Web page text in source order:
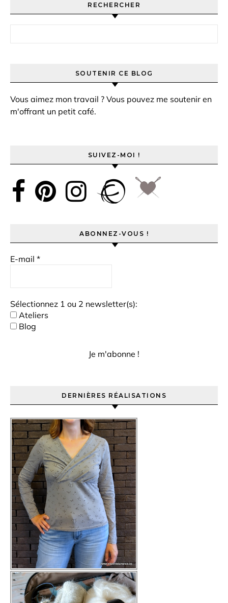
RECHERCHER
SOUTENIR CE BLOG
Vous aimez mon travail ? Vous pouvez me soutenir en
m'offrant un petit café.
SUIVEZ-MOI !
ABONNEZ-VOUS !
E-mail *
Sélectionnez 1 ou 2 newsletter(s):
Ateliers
Blog
DERNIÈRES RÉALISATIONS